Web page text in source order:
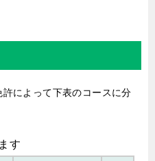
によって下表のコースに分